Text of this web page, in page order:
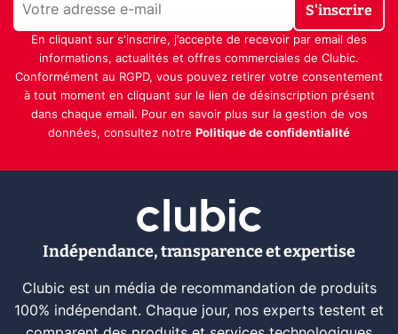
S'inscrire
En cliquant sur s'inscrire, j’accepte de recevoir par email des
informations, actualités et offres commerciales de Clubic.
Conformément au RGPD, vous pouvez retirer votre consentement
à tout moment en cliquant sur le lien de désinscription présent
dans chaque email. Pour en savoir plus sur la gestion de vos
données, consultez notre Politique de confidentialité
Indépendance, transparence et expertise
Clubic est un média de recommandation de produits
100% indépendant. Chaque jour, nos experts testent et